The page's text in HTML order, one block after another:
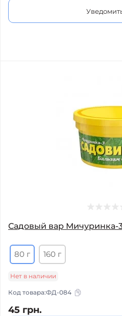
Садовый вар Мичуринка-
80 г 160 г
Нет в наличии
Код товара:ФД-084
45 грн.